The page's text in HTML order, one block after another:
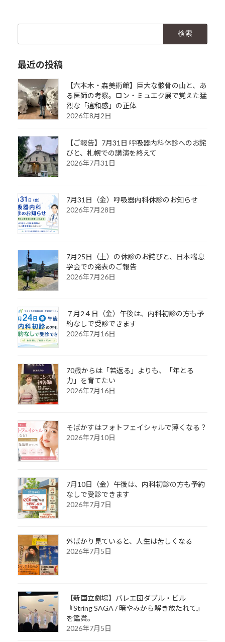
最近の投稿
【六本木・森美術館】巨大な骸骨の山と、あ
る医師の考察。ロン・ミュエク展で覚えた猛
烈な「違和感」の正体
2026年8月2日
【ご報告】7月31日 呼吸器内科休診へのお詫
びと、札幌での講演を終えて
2026年7月31日
7月31日（金）呼吸器内科休診のお知らせ
2026年7月28日
7月25日（土）の休診のお詫びと、日本喘息
学会での発表のご報告
2026年7月26日
７月2４日（金）午後は、内科初診の方も予
約なしで受診できます
2026年7月16日
70歳からは「若返る」よりも、「年とる
力」を育てたい
2026年7月16日
そばかすはフォトフェイシャルで薄くなる？
2026年7月10日
7月10日（金）午後は、内科初診の方も予約
なしで受診できます
2026年7月7日
外ばかり見ていると、人生は苦しくなる
2026年7月5日
【新国立劇場】バレエ団ダブル・ビル
『String SAGA / 暗やみから解き放たれて』
を鑑賞。
2026年7月5日